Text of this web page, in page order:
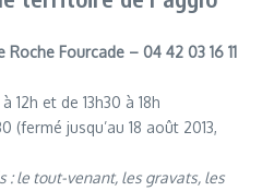
Fourcade – 04 42 03 16 11
12h et de 13h30 à 18h
(fermé jusqu’au 18 août 2013,
: le tout-venant, les gravats, les